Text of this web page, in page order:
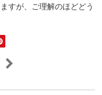
すが、ご理解のほどどう